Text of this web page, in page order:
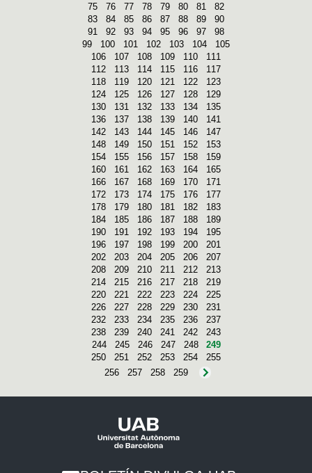
75
76 77 78 79 80 81
82
83
84 85 86 87 88 89
90
91
92 93 94 95 96 97
98
99
100 101 102 103 104
105
106
107 108 109 110
111
112
113 114 115 116
117
118
119 120 121 122
123
124
125 126 127 128
129
130
131 132 133 134
135
136
137 138 139 140
141
142
143 144 145 146
147
148
149 150 151 152
153
154
155 156 157 158
159
160
161 162 163 164
165
166
167 168 169 170
171
172
173 174 175 176
177
178
179 180 181 182
183
184
185 186 187 188
189
190
191 192 193 194
195
196
197 198 199 200
201
202
203 204 205 206
207
208
209 210 211 212
213
214
215 216 217 218
219
220
221 222 223 224
225
226
227 228 229 230
231
232
233 234 235 236
237
238
239 240 241 242
243
244
245 246 247 248
249
250
251 252 253 254
255
256
257 258 259